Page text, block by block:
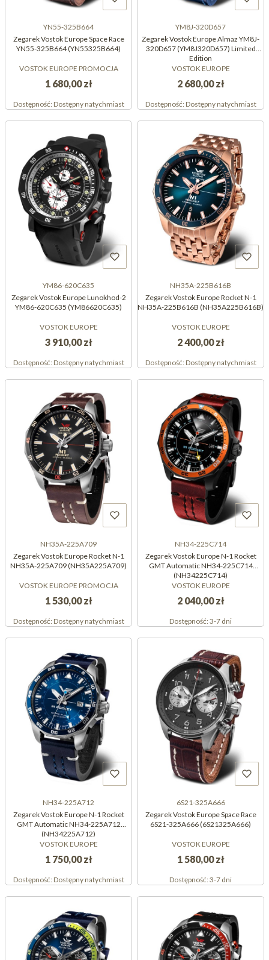
YN55-325B664
Zegarek Vostok Europe Space Race
YN55-325B664 (YN55325B664)
VOSTOK EUROPE PROMOCJA
1 680,00 zł
Dostępność:Dostępny natychmiast
YM8J-320D657
Zegarek Vostok Europe Almaz YM8J-
320D657 (YM8J320D657) Limited
Edition
VOSTOK EUROPE
2 680,00 zł
Dostępność:Dostępny natychmiast
YM86-620C635
Zegarek Vostok Europe Lunokhod-2
YM86-620C635 (YM86620C635)
VOSTOK EUROPE
3 910,00 zł
Dostępność:Dostępny natychmiast
NH35A-225B616B
Zegarek Vostok Europe Rocket N-1
NH35A-225B616B (NH35A225B616B)
VOSTOK EUROPE
2 400,00 zł
Dostępność:Dostępny natychmiast
NH35A-225A709
Zegarek Vostok Europe Rocket N-1
NH35A-225A709 (NH35A225A709)
VOSTOK EUROPE PROMOCJA
1 530,00 zł
Dostępność:Dostępny natychmiast
NH34-225C714
Zegarek Vostok Europe N-1 Rocket
GMT Automatic NH34-225C714
(NH34225C714)
VOSTOK EUROPE
2 040,00 zł
Dostępność:3-7 dni
NH34-225A712
Zegarek Vostok Europe N-1 Rocket
GMT Automatic NH34-225A712
(NH34225A712)
VOSTOK EUROPE
1 750,00 zł
Dostępność:Dostępny natychmiast
6S21-325A666
Zegarek Vostok Europe Space Race
6S21-325A666 (6S21325A666)
VOSTOK EUROPE
1 580,00 zł
Dostępność:3-7 dni